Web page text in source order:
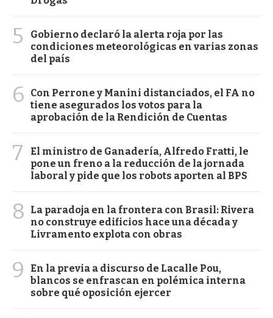
5
Gobierno declaró la alerta roja por las
condiciones meteorológicas en varias zonas
del país
6
Con Perrone y Manini distanciados, el FA no
tiene asegurados los votos para la
aprobación de la Rendición de Cuentas
7
El ministro de Ganadería, Alfredo Fratti, le
pone un freno a la reducción de la jornada
laboral y pide que los robots aporten al BPS
8
La paradoja en la frontera con Brasil: Rivera
no construye edificios hace una década y
Livramento explota con obras
9
En la previa a discurso de Lacalle Pou,
blancos se enfrascan en polémica interna
sobre qué oposición ejercer